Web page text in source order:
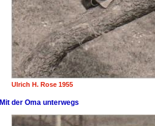
Ulrich H. Rose 1955
Mit der Oma unterwegs